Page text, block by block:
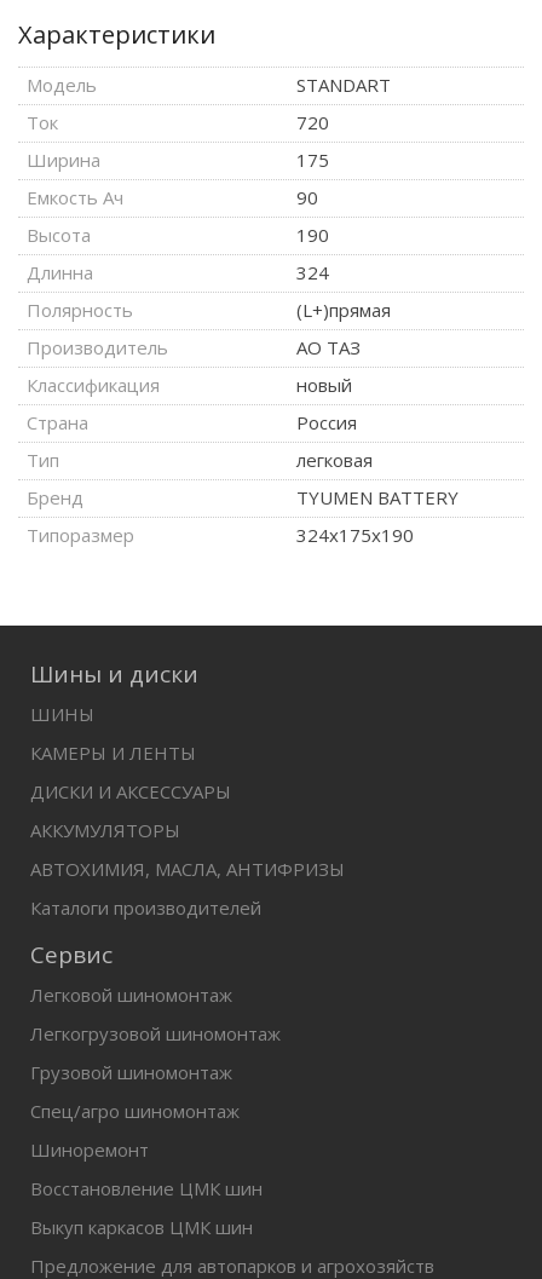
Характеристики
Модель
STANDART
Ток
720
Ширина
175
Емкость Aч
90
Высота
190
Длинна
324
Полярность
(L+)прямая
Производитель
АО ТАЗ
Классификация
новый
Страна
Россия
Тип
легковая
Бренд
TYUMEN BATTERY
Типоразмер
324x175x190
Шины и диски
ШИНЫ
КАМЕРЫ И ЛЕНТЫ
ДИСКИ И АКСЕССУАРЫ
АККУМУЛЯТОРЫ
АВТОХИМИЯ, МАСЛА, АНТИФРИЗЫ
Каталоги производителей
Сервис
Легковой шиномонтаж
Легкогрузовой шиномонтаж
Грузовой шиномонтаж
Спец/агро шиномонтаж
Шиноремонт
Восстановление ЦМК шин
Выкуп каркасов ЦМК шин
Предложение для автопарков и агрохозяйств